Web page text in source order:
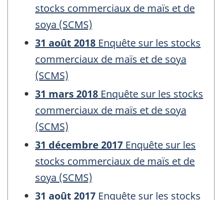
stocks commerciaux de maïs et de
soya (SCMS)
31 août 2018 Enquête sur les stocks
commerciaux de maïs et de soya
(SCMS)
31 mars 2018 Enquête sur les stocks
commerciaux de maïs et de soya
(SCMS)
31 décembre 2017 Enquête sur les
stocks commerciaux de maïs et de
soya (SCMS)
31 août 2017 Enquête sur les stocks